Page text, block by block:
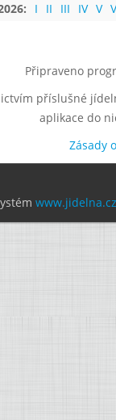
I II III IV V
Připraveno
příslušné
aplikace do
Zásady
www.jidelna.cz